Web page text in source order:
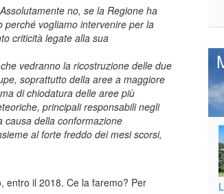
no, se la Regione ha
perché vogliamo intervenire per la
criticità legate alla sua
vedranno la ricostruzione delle due
soprattutto della aree a maggiore
di chiodatura delle aree più
principali responsabili negli
causa della conformazione
al forte freddo dei mesi scorsi,
entro il 2018. Ce la faremo? Per